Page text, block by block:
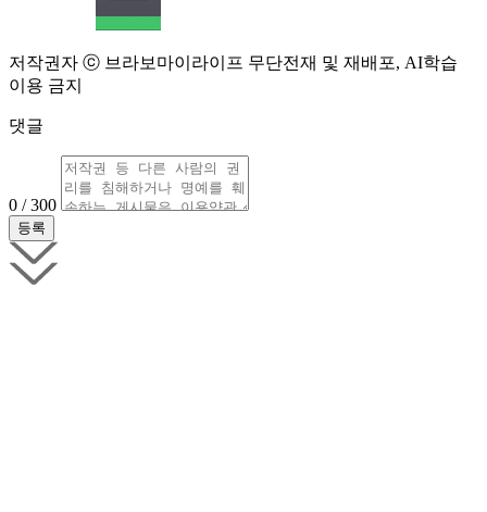
저작권자 ⓒ 브라보마이라이프 무단전재 및 재배포, AI학습
이용 금지
댓글
0 / 300